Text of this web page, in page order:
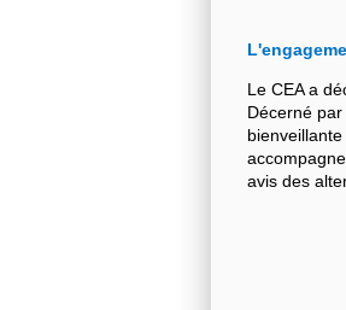
Le CEA a
Décerné
avis des